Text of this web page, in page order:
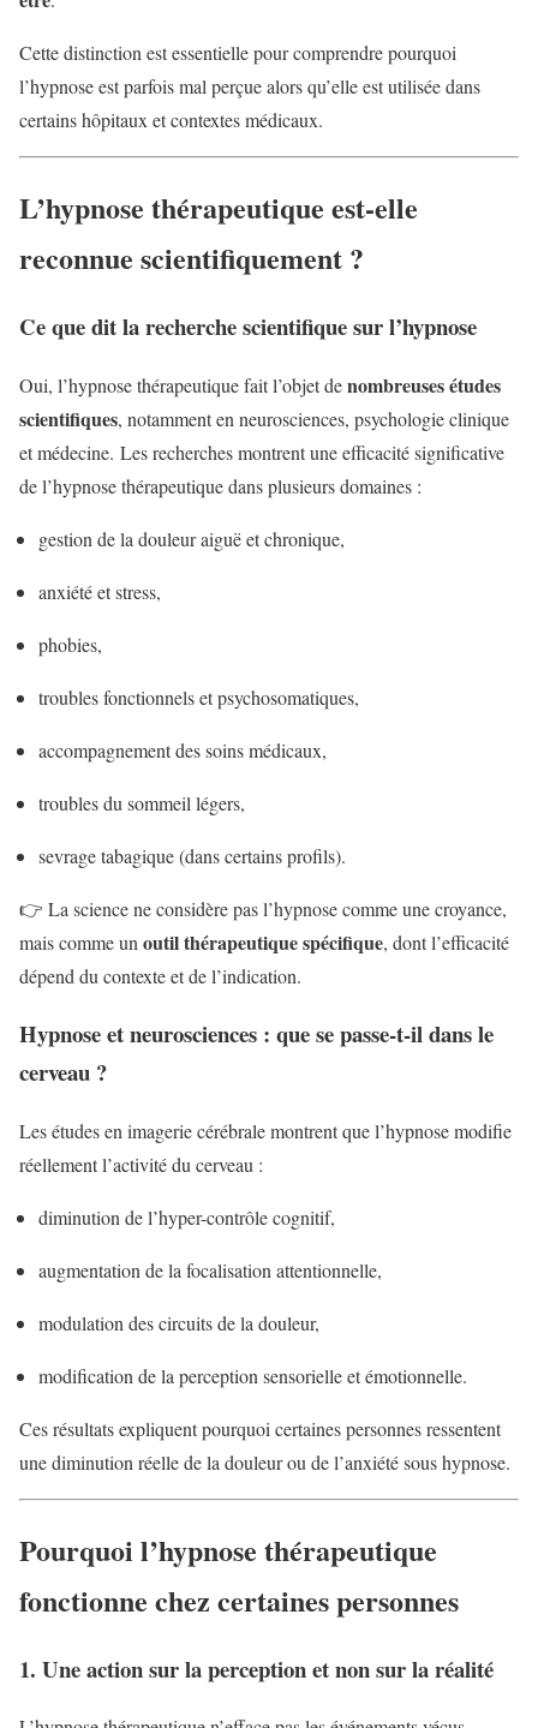
Cette distinction est essentielle pour comprendre pourquoi
l’hypnose est parfois mal perçue alors qu’elle est utilisée dans
certains hôpitaux et contextes médicaux.
L’hypnose thérapeutique est-elle
reconnue scientifiquement ?
Ce que dit la recherche scientifique sur l’hypnose
Oui, l’hypnose thérapeutique fait l’objet denombreuses études
scientifiques, notamment en neurosciences, psychologie clinique
et médecine. Les recherches montrent une efficacité significative
de l’hypnose thérapeutique dans plusieurs domaines :
gestion de la douleur aiguë et chronique,
anxiété et stress,
phobies,
troubles fonctionnels et psychosomatiques,
accompagnement des soins médicaux,
troubles du sommeil légers,
sevrage tabagique (dans certains profils).
👉 La science ne considère pas l’hypnose comme une croyance,
mais comme un outil thérapeutique spécifique, dont l’efficacité
dépend du contexte et de l’indication.
Hypnose et neurosciences : que se passe-t-il dans le
cerveau ?
Les études en imagerie cérébrale montrent que l’hypnose modifie
réellement l’activité du cerveau :
diminution de l’hyper-contrôle cognitif,
augmentation de la focalisation attentionnelle,
modulation des circuits de la douleur,
modification de la perception sensorielle et émotionnelle.
Ces résultats expliquent pourquoi certaines personnes ressentent
une diminution réelle de la douleur ou de l’anxiété sous hypnose.
Pourquoi l’hypnose thérapeutique
fonctionne chez certaines personnes
1. Une action sur la perception et non sur la réalité